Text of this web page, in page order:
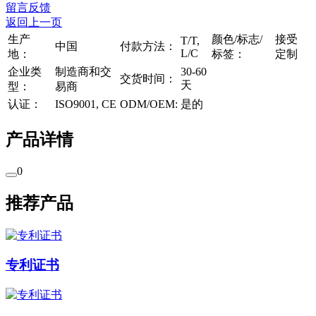
留言反馈
返回上一页
生产
地：
中国 付款方法：
T/T,
L/C
颜色/标志/
标签：
接受
定制
企业类
型：
制造商和交
易商
交货时间：
30-60
天
认证：
ISO9001, CE ODM/OEM: 是的
产品详情
0
推荐产品
专利证书